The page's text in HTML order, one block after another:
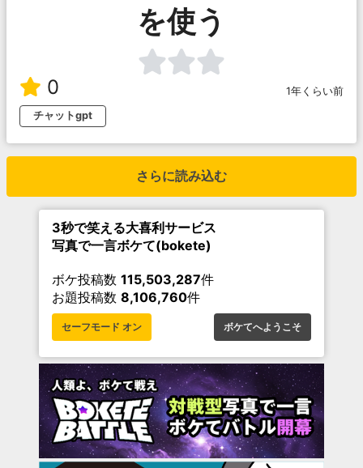
を使う
0
1年くらい前
チャットgpt
さらに読み込む
3秒で笑える大喜利サービス
写真で一言ボケて(bokete)
ボケ投稿数 115,503,287件
お題投稿数 8,106,760件
セーフモード オン ボケてへようこそ